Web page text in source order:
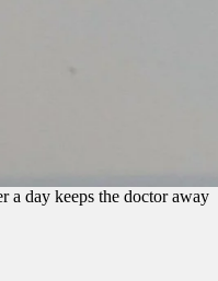
a day keeps the doctor away